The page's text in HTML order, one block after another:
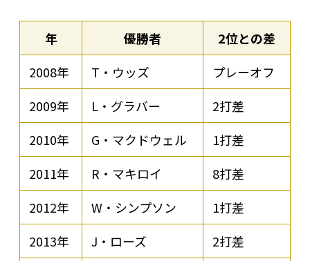
年 優勝者
2位との差
2008年
T・ウッズ
プレーオフ
2009年
L・グラバー
2打差
2010年
G・マクドウェル
1打差
2011年
R・マキロイ
8打差
2012年
W・シンプソン
1打差
2013年
J・ローズ
2打差